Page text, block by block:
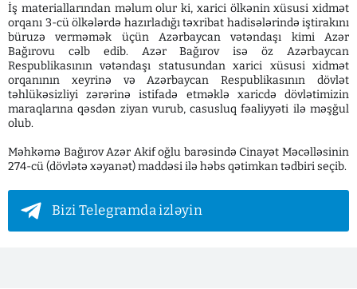
İş materiallarından məlum olur ki, xarici ölkənin xüsusi xidmət
orqanı 3-cü ölkələrdə hazırladığı təxribat hadisələrində iştirakını
büruzə verməmək üçün Azərbaycan vətəndaşı kimi Azər
Bağırovu cəlb edib. Azər Bağırov isə öz Azərbaycan
Respublikasının vətəndaşı statusundan xarici xüsusi xidmət
orqanının xeyrinə və Azərbaycan Respublikasının dövlət
təhlükəsizliyi zərərinə istifadə etməklə xaricdə dövlətimizin
maraqlarına qəsdən ziyan vurub, casusluq fəaliyyəti ilə məşğul
olub.
Məhkəmə Bağırov Azər Akif oğlu barəsində Cinayət Məcəlləsinin
274-cü (dövlətə xəyanət) maddəsi ilə həbs qətimkan tədbiri seçib.
Bizi Telegramda izləyin